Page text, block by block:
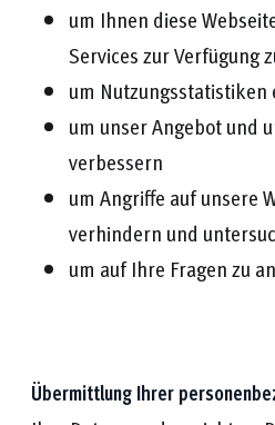
um Ihnen diese
Services zur Verfügung
um
um unser Angebot und
verbessern
um Angriffe auf unsere
verhindern und
um auf Ihre Fragen zu
Übermittlung Ihrer